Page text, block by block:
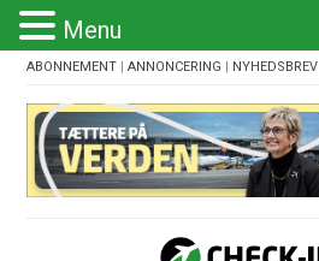
ABONNEMENT |ANNONCERING | NYHEDSBREV
Menu